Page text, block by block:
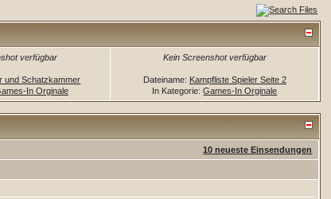
verfügbar
und Schatzkammer
In Orginale
Kein Screenshot verfügbar
Dateiname: Kampfliste Spieler Seite 2
In Kategorie:Games-In Orginale
10 neueste Einsendungen